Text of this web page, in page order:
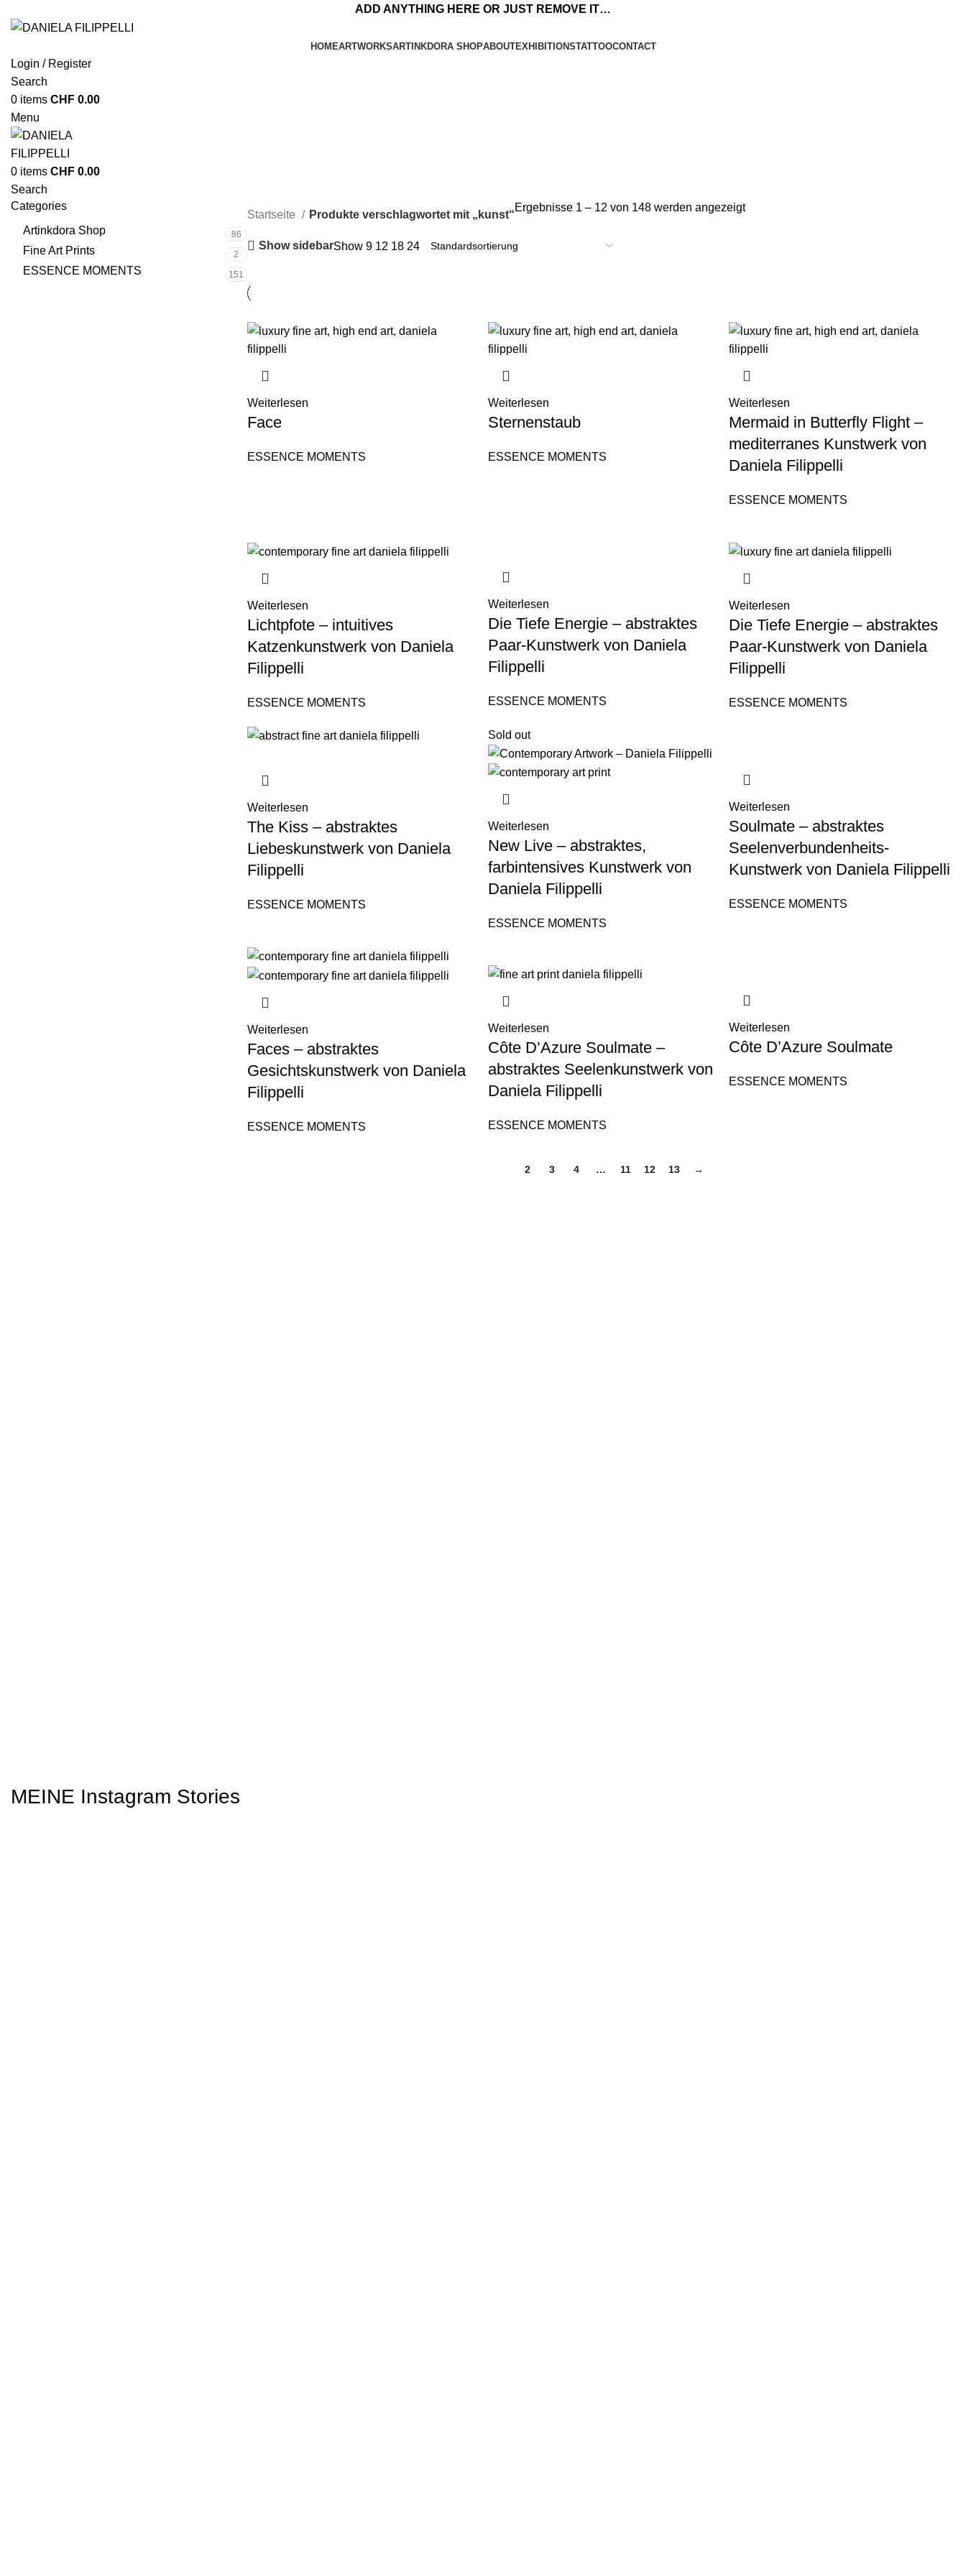
ADD ANYTHING HERE OR JUST REMOVE IT…
HOMEARTWORKSARTINKDORA SHOPABOUTEXHIBITIONSTATTOOCONTACT
Login / Register
Search
0 items CHF 0.00
Menu
0 items CHF 0.00
Search
Categories
Artinkdora Shop
86
Fine Art Prints 2
ESSENCE MOMENTS 151
Startseite Produkte verschlagwortet mit „kunst“
Ergebnisse 1 – 12 von 148 werden angezeigt
Show sidebarShow 9 12 18 24
Weiterlesen
Face
ESSENCE MOMENTS
Weiterlesen
Sternenstaub
ESSENCE MOMENTS
Weiterlesen
Mermaid in Butterfly Flight –
mediterranes Kunstwerk von
Daniela Filippelli
ESSENCE MOMENTS
Weiterlesen
Lichtpfote – intuitives
Katzenkunstwerk von Daniela
Filippelli
ESSENCE MOMENTS
Weiterlesen
Die Tiefe Energie – abstraktes
Paar-Kunstwerk von Daniela
Filippelli
ESSENCE MOMENTS
Weiterlesen
Die Tiefe Energie – abstraktes
Paar-Kunstwerk von Daniela
Filippelli
ESSENCE MOMENTS
Weiterlesen
The Kiss – abstraktes
Liebeskunstwerk von Daniela
Filippelli
ESSENCE MOMENTS
Sold out
Weiterlesen
New Live – abstraktes,
farbintensives Kunstwerk von
Daniela Filippelli
ESSENCE MOMENTS
Weiterlesen
Soulmate – abstraktes
Seelenverbundenheits-
Kunstwerk von Daniela Filippelli
ESSENCE MOMENTS
Weiterlesen
Faces – abstraktes
Gesichtskunstwerk von Daniela
Filippelli
ESSENCE MOMENTS
Weiterlesen
Côte D’Azure Soulmate –
abstraktes Seelenkunstwerk von
Daniela Filippelli
ESSENCE MOMENTS
Weiterlesen
Côte D’Azure Soulmate
ESSENCE MOMENTS
2 3 4 … 11 12 13 →
MEINE Instagram Stories